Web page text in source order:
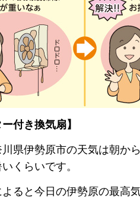
ー付き換気扇】
県伊勢原市の天気は朝か
くらいです。
よると今日の伊勢原の最高